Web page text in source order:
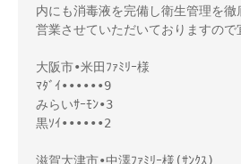
内にも消毒液を完備し衛生管理を徹
営業させていただいておりますので
大阪市•米田ﾌｧﾐﾘｰ様
ﾏﾀﾞｲ••••••9
みらいｻｰﾓﾝ•3
黒ｿｲ••••••2
滋賀大津市•中澤ﾌｧﾐﾘｰ様(ｻﾝｸｽ)